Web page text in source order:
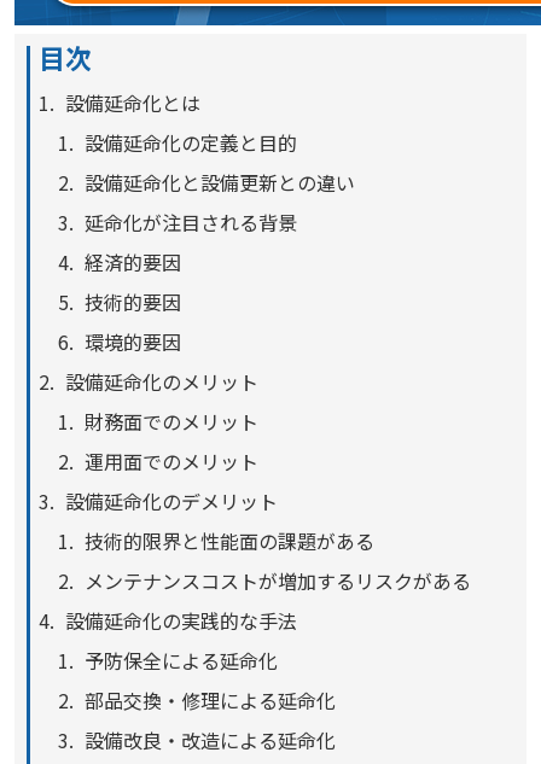
目次
設備延命化とは
設備延命化の定義と目的
設備延命化と設備更新との違い
延命化が注目される背景
経済的要因
技術的要因
環境的要因
設備延命化のメリット
財務面でのメリット
運用面でのメリット
設備延命化のデメリット
技術的限界と性能面の課題がある
メンテナンスコストが増加するリスクがある
設備延命化の実践的な手法
予防保全による延命化
部品交換・修理による延命化
設備改良・改造による延命化